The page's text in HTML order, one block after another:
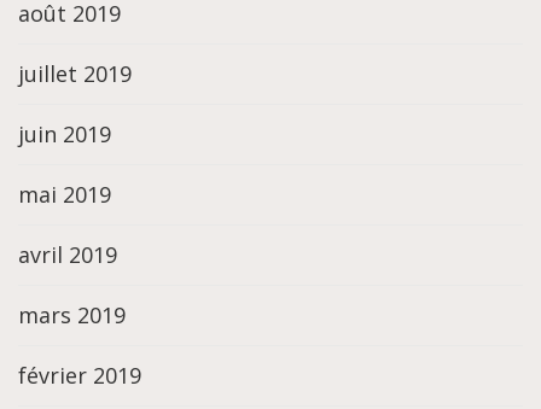
août 2019
juillet 2019
juin 2019
mai 2019
avril 2019
mars 2019
février 2019